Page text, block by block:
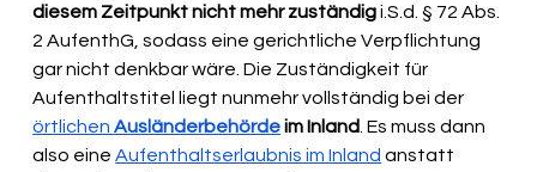
diesem Zeitpunkt nicht mehr zuständig i.S.d. § 72 Abs.
2 AufenthG, sodass eine gerichtliche Verpflichtung
gar nicht denkbar wäre. Die Zuständigkeit für
Aufenthaltstitel liegt nunmehr vollständig bei der
örtlichen Ausländerbehörde im Inland . Es muss dann
also eine Aufenthaltserlaubnis im Inland anstatt